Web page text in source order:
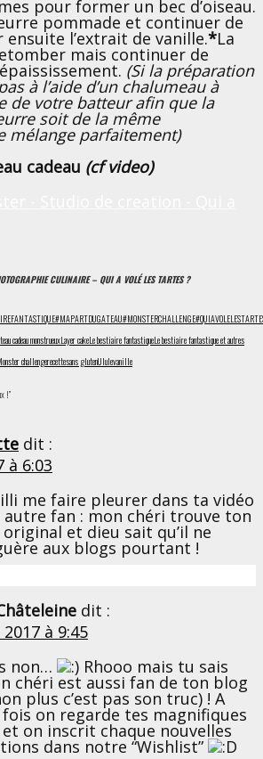
pour former un bec d’oiseau.
pommade et continuer de
ensuite l’extrait de vanille.*La
mais continuer de
(Si la préparation
à l’aide d’un chalumeau à
de votre batteur afin que la
soit de la même
mélange parfaitement)
cadeau (cf video)
CULINAIRE – QUI A VOLÉ LES TARTES ?
#MAPARTDUGATEAU#MONSTERCHALLENGE
cadeau monstrueuxLayer cakeLe bestiaire fantastiqueLe bestiaire fantastique et autres
challengerecettesans glutenUlulevanille
!”
dit :
à 6:03
me faire pleurer dans ta vidéo
autre fan : mon chéri trouve ton
et dieu sait qu’il ne
aux blogs pourtant !
dit :
à 9:45
non…
Rhooo mais tu sais
chéri est aussi fan de ton blog
plus c’est pas son truc) ! A
fois on regarde tes magnifiques
on inscrit chaque nouvelles
dans notre “Wishlist”